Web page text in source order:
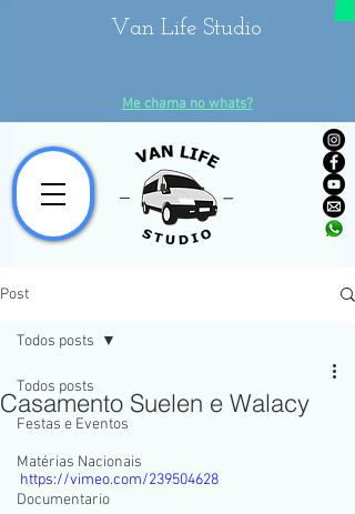
Van Life Studio
Me chama no whats?
Post
Todos posts
Festas e Eventos
Matérias Nacionais
Documentario
Todos posts
Casamento Suelen e Walacy
https://vimeo.com/239504628